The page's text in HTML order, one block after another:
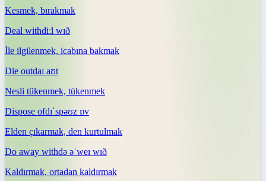
Kesmek, bırakmak
Deal withdiːl wɪð
İle ilgilenmek, icabına bakmak
Die outdaɪ aʊt
Nesli tükenmek, tükenmek
Dispose ofdɪˈspəʊz ɒv
Elden çıkarmak, den kurtulmak
Do away withdə əˈweɪ wɪð
Kaldırmak, ortadan kaldırmak